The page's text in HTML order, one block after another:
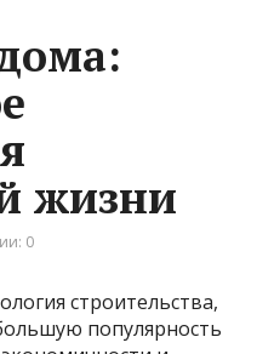
жизни
0
строительства,
популярность